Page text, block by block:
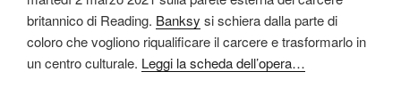
britannico di Reading. Banksy si schiera dalla parte di
coloro che vogliono riqualificare il carcere e trasformarlo in
un centro culturale. Leggi la scheda dell’opera…